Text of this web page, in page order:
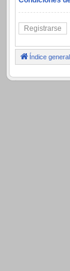
Registrarse
Índice general
.